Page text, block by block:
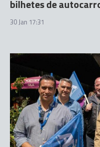
bilhetes de
30 Jan 17:31